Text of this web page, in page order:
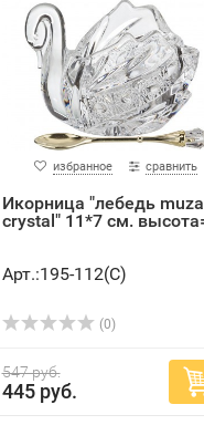
избранное сравнить
Икорница "лебедь muza
crystal" 11*7 см.
Арт.:195-112(C)
(0)
547 руб.
445 руб.